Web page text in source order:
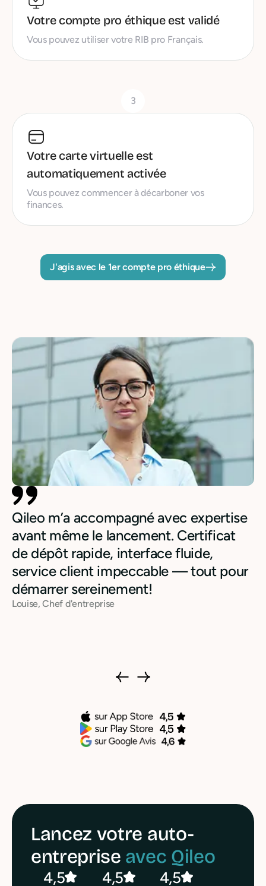
Votre compte pro éthique est validé
Vous pouvez utiliser votre RIB pro Français.
3
Votre carte virtuelle est
automatiquement activée
Vous pouvez commencer à décarboner vos
finances.
J'agis avec le 1er compte pro éthique
Qileo m’a accompagné avec expertise
avant même le lancement. Certificat
de dépôt rapide, interface fluide,
service client impeccable — tout pour
démarrer sereinement!
Louise, Chef d'entreprise
Lancez votre auto-
entreprise avec Qileo
4,5 4,5 4,5